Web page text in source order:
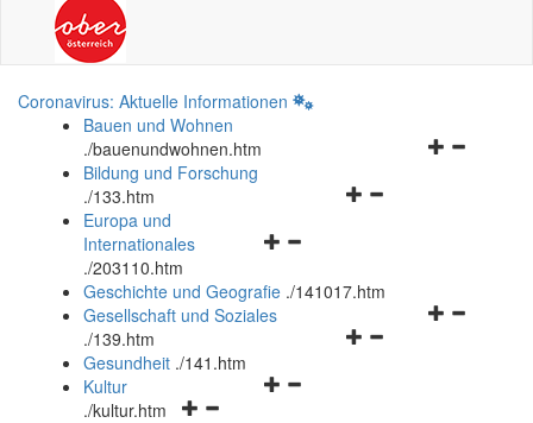
Coronavirus: Aktuelle Informationen
Bauen und Wohnen
./bauenundwohnen.htm
Navigationsmenü
Bildung und Forschung
./133.htm
Navigationsmenü
und
schließen
Europa und
Internationales
./203110.htm
Geschichte und Geografie ./141017.htm
Navigationsmenü
Gesellschaft und Soziales
./139.htm
Navigationsmenü
Gesundheit ./141.htm
Navigationsmenü
Kultur
./kultur.htm